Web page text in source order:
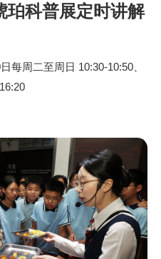
科普展定时讲解
每周二至周日 10:30-10:50、